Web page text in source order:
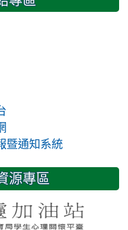
暨通知系統
源專區